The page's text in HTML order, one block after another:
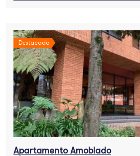
Destacado
Apartamento Amoblado